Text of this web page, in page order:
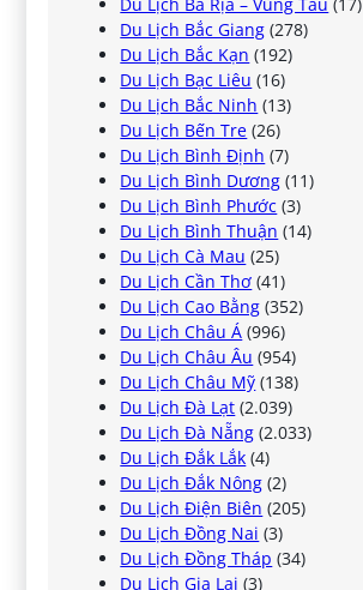
Du Lịch Bắc Giang (278)
Du Lịch Bắc Kạn (192)
Du Lịch Bạc Liêu (16)
Du Lịch Bắc Ninh (13)
Du Lịch Bến Tre (26)
Du Lịch Bình Định (7)
Du Lịch Bình Dương (11)
Du Lịch Bình Phước (3)
Du Lịch Bình Thuận (14)
Du Lịch Cà Mau (25)
Du Lịch Cần Thơ (41)
Du Lịch Cao Bằng (352)
Du Lịch Châu Á (996)
Du Lịch Châu Âu (954)
Du Lịch Châu Mỹ (138)
Du Lịch Đà Lạt (2.039)
Du Lịch Đà Nẵng (2.033)
Du Lịch Đắk Lắk (4)
Du Lịch Đắk Nông (2)
Du Lịch Điện Biên (205)
Du Lịch Đồng Nai (3)
Du Lịch Đồng Tháp (34)
Du Lịch Gia Lai (3)